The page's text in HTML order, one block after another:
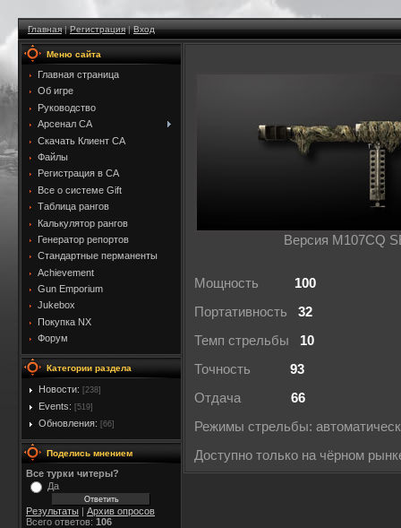
Главная|Регистрация|Вход
Меню сайта
Главная страница
Об игре
Руководство
Арсенал CA
Скачать Клиент CA
Файлы
Регистрация в CA
Все о системе Gift
Таблица рангов
Калькулятор рангов
Генератор репортов
Стандартные перманенты
Achievement
Gun Emporium
Jukebox
Покупка NX
Форум
Категории раздела
Новости: [238]
Events: [519]
Обновления: [66]
Поделись мнением
Все турки читеры?
Да
Результаты | Архив опросов
Всего ответов: 106
Версия M107CQ
Мощность 100
Портативность 32
Темп стрельбы 10
Точность 93
Отдача 66
Режимы стрельбы:
Доступно только на чёрном